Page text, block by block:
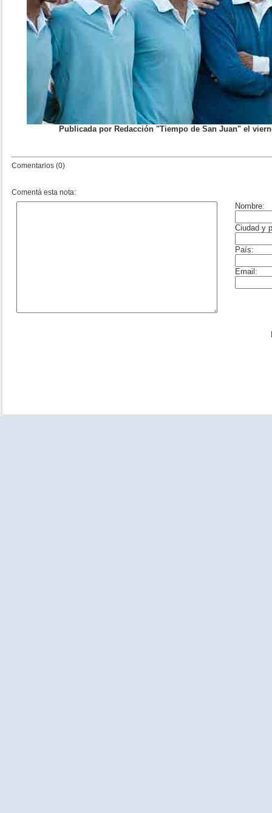
Publicada por Redacción "Tiempo de San Juan" el
Comentarios (0)
Comentá esta nota: